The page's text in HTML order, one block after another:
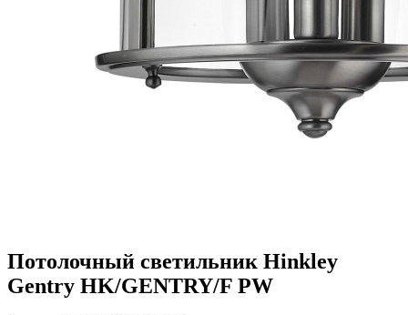
Потолочный светильник Hinkley
Gentry HK/GENTRY/F PW